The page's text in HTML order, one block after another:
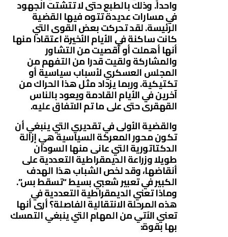
واحداً. وذلك بالطبع حتى لا تتشتت الجهود
في مسارات عديدة تتوه فيها القضية
الرئيسة. لقد تحركت بعض القوى التي
كانت ساكنة في الأيام الأخيرة اعتقادا منها
أنها أهملت أو أقصيت من التشاور
والمشاركة ولقيت قدرا من التفهم من
المجلس العسكري لأسباب سياسية أو
تكتيكية. وربما يزداد مثل هذا الحراك من
آخرين في الأيام القادمة ويعود بالناس
القهقرى حتى على ما تم الاتفاق عليه.
والقضية الأولى في تقديري التي ينبغي أن
تكون محور المعركة السياسية هي إزالة
الدكتاتورية التي عانى منها السودان
طويلا وزراعة الديمقراطية التعددية على
أنقاضها، وقد لخص الشباب هذا الهدف
الكبير في تعبير شعبي بسيط “تسقط بس”.
وماذا تعني الديمقراطية التعددية في
هذه المرحلة الانتقالية الفاصلة؟ أرى أنها
تعني الآتي من المهام التي ينبغي التمسك
بها بقوة: